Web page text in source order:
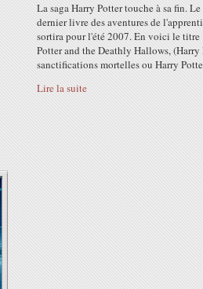
La saga Harry Potter touche à sa fin. Le
dernier livre des aventures de
sortira pour l'été 2007. En voici le titre
Potter and the Deathly Hallows, (Harry
sanctifications mortelles ou Harry
Lire la suite